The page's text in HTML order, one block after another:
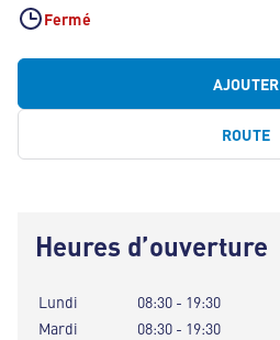
Fermé
AJOUTER
ROUTE
Heures d’ouverture
Lundi
08:30 - 19:30
Mardi
08:30 - 19:30